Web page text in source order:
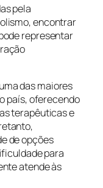
pela
encontrar
representar
das maiores
país, oferecendo
terapêuticas e
de opções
para
atende às